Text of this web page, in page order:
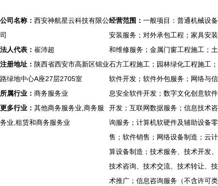
公司名称： 西安神航星云科技有限公
司
法人代表： 崔沛超
注册地址： 陕西省西安市高新区锦业
路绿地中心A座27层2705室
所属行业： 商务服务业
更多行业： 其他商务服务业,商务服
务业,租赁和商务服务业
经营范围： 一般项目：普通机械设备
安装服务；对外承包工程；家具安装
和维修服务；金属门窗工程施工；土
石方工程施工；园林绿化工程施工；
软件开发；软件外包服务；网络与信
息安全软件开发；数字文化创意软件
开发；互联网数据服务；信息技术咨
询服务；计算机软硬件及辅助设备零
售；软件销售；网络设备制造；云计
算设备制造；技术服务、技术开发、
技术咨询、技术交流、技术转让、技
术推广；信息咨询服务（不含许可类